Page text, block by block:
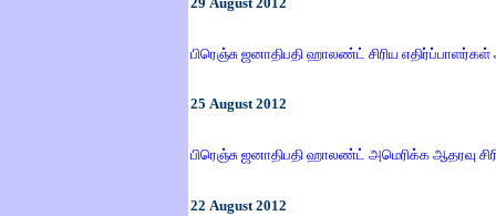
பிரெஞ்சு ஜனாதிபதி ஹாலண்ட் சிரிய
25 August 2012
பிரெஞ்சு ஜனாதிபதி ஹாலண்ட் அமெரிக்க ஆதரவு
22 August 2012